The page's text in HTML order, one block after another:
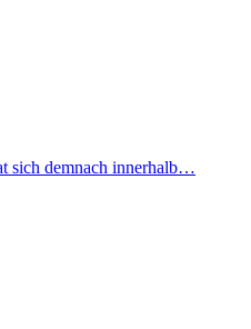
sich demnach innerhalb…